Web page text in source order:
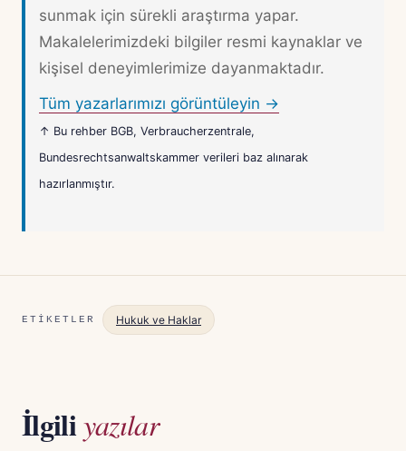
sunmak için sürekli araştırma yapar.
Makalelerimizdeki bilgiler resmi kaynaklar ve
kişisel deneyimlerimize dayanmaktadır.
Tüm yazarlarımızı görüntüleyin →
↑ Bu rehber BGB, Verbraucherzentrale,
Bundesrechtsanwaltskammer verileri baz alınarak
hazırlanmıştır.
ETIKETLER Hukuk ve Haklar
İlgiliyazılar